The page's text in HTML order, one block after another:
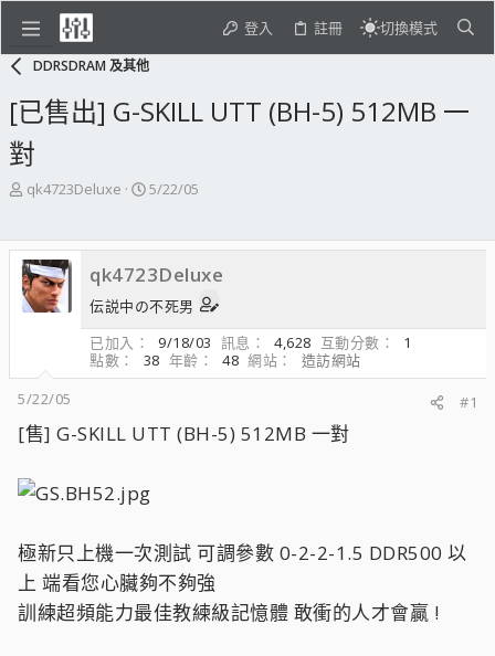
登入 註冊 切換模式
DDRSDRAM 及其他
[已售出] G-SKILL UTT (BH-5) 512MB 一
對
主
起
人
qk4723Deluxe
開
期
5/22/05
qk4723Deluxe
伝説中の不死男
已加入
9/18/03 訊息 4,628 互動分數
1
點數
38 年齡 48 網站
造訪網站
5/22/05
#1
[售] G-SKILL UTT (BH-5) 512MB 一對
極新只上機一次測試 可調參數 0-2-2-1.5 DDR500 以
上 端看您心臟夠不夠強
訓練超頻能力最佳教練級記憶體 敢衝的人才會贏 !